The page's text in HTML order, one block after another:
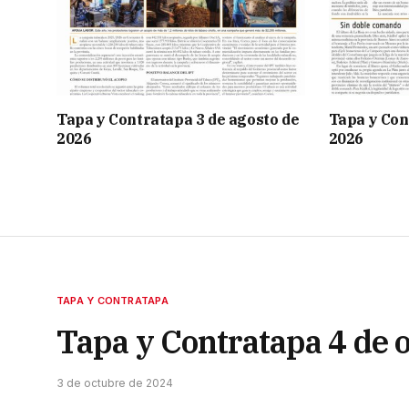
Tapa y Contratapa 3 de agosto de
2026
Tapa y
2026
TAPA Y CONTRATAPA
Tapa y Contratapa 4 de
3 de octubre de 2024